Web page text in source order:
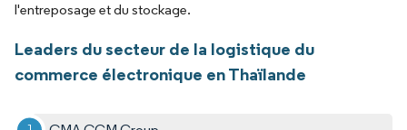
l'entreposage et du stockage.
Leaders du secteur de la logistique du
commerce électronique en Thaïlande